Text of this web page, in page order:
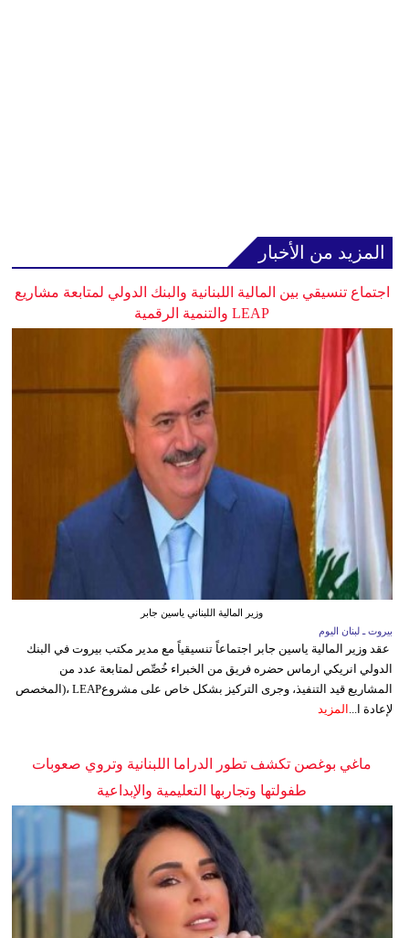
المزيد من الأخبار
اجتماع تنسيقي بين المالية اللبنانية والبنك الدولي لمتابعة مشاريع
LEAP والتنمية الرقمية
وزير المالية اللبناني ياسين جابر
بيروت ـ لبنان اليوم
عقد وزير المالية ياسين جابر اجتماعاً تنسيقياً مع مدير مكتب بيروت في البنك
الدولي انريكي ارماس حضره فريق من الخبراء خُصِّص لمتابعة عدد من
المشاريع قيد التنفيذ، وجرى التركيز بشكل خاص على مشروعLEAP ،(المخصص
لإعادة ا... المزيد
ماغي بوغصن تكشف تطور الدراما اللبنانية وتروي صعوبات
طفولتها وتجاربها التعليمية والإبداعية